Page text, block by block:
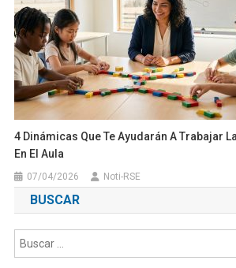
4 Dinámicas Que Te Ayudarán A Trabajar
En El Aula
07/04/2026 Noti-RSE
BUSCAR